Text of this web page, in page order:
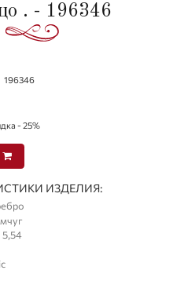
. - 196346
196346
- 25%
ИЗДЕЛИЯ:
5,54